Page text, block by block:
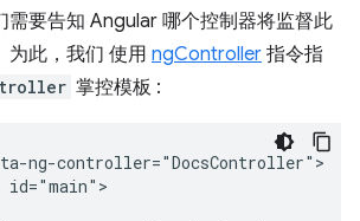
需要告知 Angular 哪个控制器将监督此
为此，我们 使用 ngController 指令指
掌控模板 :
ng-controller="DocsController">
id="main">